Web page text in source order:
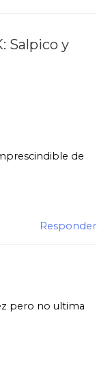
Salpico y
de
Responder
pero no ultima